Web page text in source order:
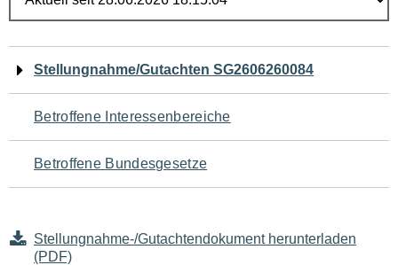
Navigation
für
den
Seiteninhalt
Stellungnahme/Gutachten SG2606260084
Betroffene Interessenbereiche
Betroffene Bundesgesetze
Stellungnahme-/Gutachtendokument herunterladen
(PDF)